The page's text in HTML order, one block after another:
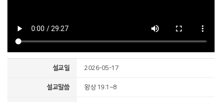
설교일 2026-05-17
설교말씀 왕상 19:1~8